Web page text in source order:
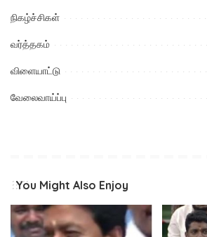
நிகழ்ச்சிகள்
வர்த்தகம்
விளையாட்டு
வேலைவாய்ப்பு
You Might Also Enjoy